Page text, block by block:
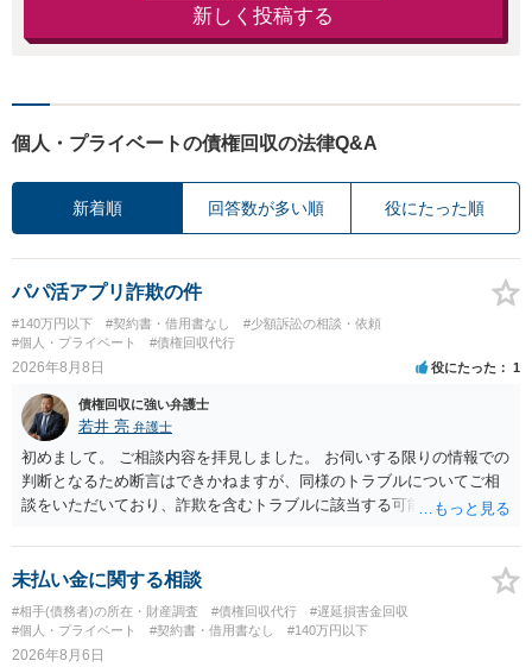
新しく投稿する
個人・プライベートの債権回収の法律Q&A
新着順 回答数が多い順 役にたった順
パパ活アプリ詐欺の件
#140万円以下 #契約書・借用書なし
#少額訴訟の相談・依頼
#個人・プライベート
#債権回収代行
2026年8月8日 役にたった 1
債権回収に強い弁護士
若井 亮 弁護士
初めまして。 ご相談内容を拝見しました。 お伺いする限りの情報での
判断となるため断言はできかねますが、同様のトラブルについてご相
談をいただいており、詐欺を含むトラブルに該当する可能性があるで
ります。 お金を渡した方法が現金手渡しではなく、指定口座への振込
であるならば、相手方の身元を特定できる可能性もあるでしょう。 い
ずれにせよ、まずは速やかに最寄りの警察署に被害相談に行くことを
お勧めします。
未払い金に関する相談
#相手(債務者)の所在・財産調査 #債権回収代行
#遅延損害金回収
#個人・プライベート
#契約書・借用書なし #140万円以下
2026年8月6日